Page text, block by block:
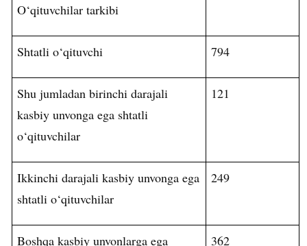
O‘qituvchilar tarkibi
Shtatli o‘qituvchi 794
Shu jumladan birinchi darajali
kasbiy unvonga ega shtatli
o‘qituvchilar
121
Ikkinchi darajali kasbiy unvonga ega
shtatli o‘qituvchilar
249
Boshqa kasbiy unvonlarga ega 362